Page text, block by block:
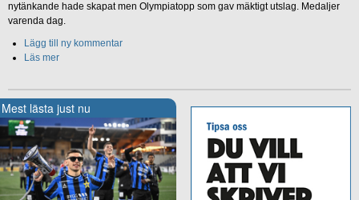
nytänkande hade skapat men Olympiatopp som gav mäktigt utslag. Medaljer
varenda dag.
Lägg till ny kommentar
Läs mer
Mest lästa just nu